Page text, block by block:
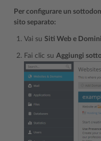
Per configurare un
sito separato:
Vai su Siti Web e Domini
Fai clic su Aggiungi